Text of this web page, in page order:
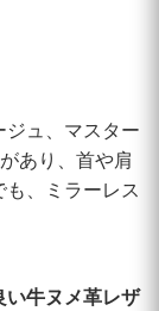
ジュ、マスター
あり、首や肩
、ミラーレス
い牛ヌメ革レザ